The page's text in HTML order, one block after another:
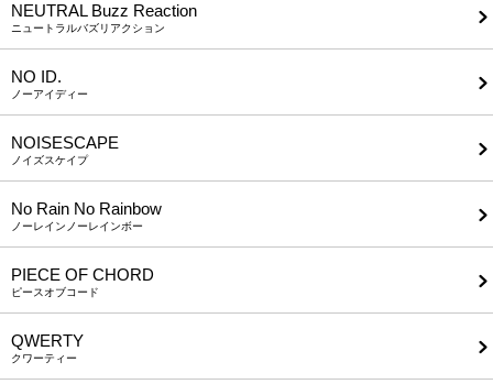
NEUTRAL Buzz Reaction
ニュートラルバズリアクション
NO ID.
ノーアイディー
NOISESCAPE
ノイズスケイプ
No Rain No Rainbow
ノーレインノーレインボー
PIECE OF CHORD
ピースオブコード
QWERTY
クワーティー